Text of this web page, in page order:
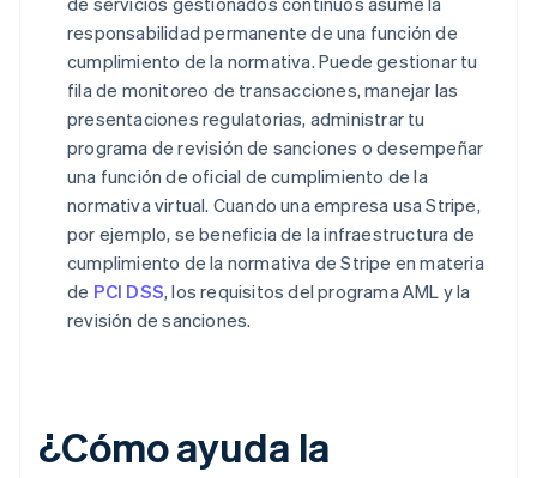
responsabilidad permanente de una función de
cumplimiento de la normativa. Puede gestionar tu
fila de monitoreo de transacciones, manejar las
presentaciones regulatorias, administrar tu
programa de revisión de sanciones o desempeñar
una función de oficial de cumplimiento de la
normativa virtual. Cuando una empresa usa Stripe,
por ejemplo, se beneficia de la infraestructura de
cumplimiento de la normativa de Stripe en materia
de PCI DSS, los requisitos del programa AML y la
revisión de sanciones.
¿Cómo ayuda la